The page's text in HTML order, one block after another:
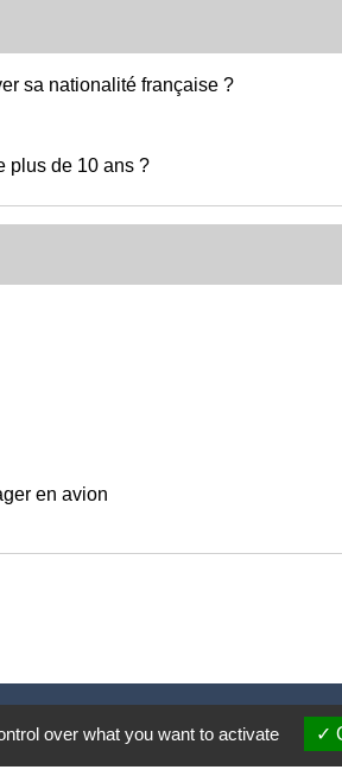
sa nationalité française ?
plus de 10 ans ?
en avion
Nous
Commune de
over what you want to activate